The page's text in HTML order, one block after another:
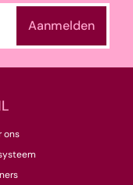
ons